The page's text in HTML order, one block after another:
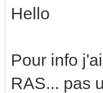
Hello
Pour info
RAS... pas